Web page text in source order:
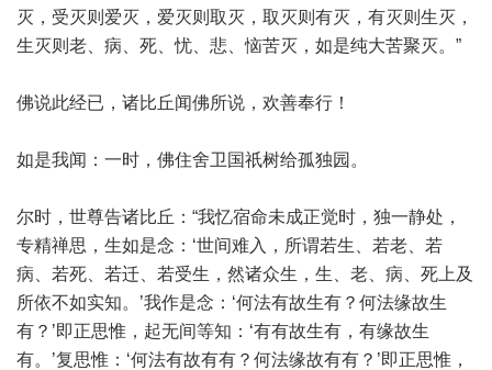
灭，受灭则爱灭，爱灭则取灭，取灭则有灭，有灭则生灭，
生灭则老、病、死、忧、悲、恼苦灭，如是纯大苦聚灭。”
佛说此经已，诸比丘闻佛所说，欢善奉行！
如是我闻：一时，佛住舍卫国祇树给孤独园。
尔时，世尊告诸比丘：“我忆宿命未成正觉时，独一静处，
专精禅思，生如是念：‘世间难入，所谓若生、若老、若
病、若死、若迁、若受生，然诸众生，生、老、病、死上及
所依不如实知。’我作是念：‘何法有故生有？何法缘故生
有？’即正思惟，起无间等知：‘有有故生有，有缘故生
有。’复思惟：‘何法有故有有？何法缘故有有？’即正思惟，